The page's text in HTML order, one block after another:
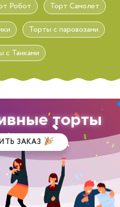
Робот Торт Самолет
Торты с паровозами
с Танками
торты
ЗАКАЗ